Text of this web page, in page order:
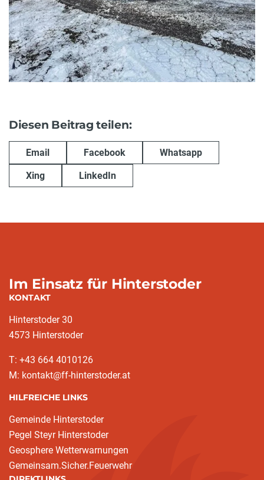
Diesen Beitrag teilen:
Email Facebook Whatsapp
Xing LinkedIn
Im Einsatz für Hinterstoder
KONTAKT
Hinterstoder 30
4573 Hinterstoder
T: +43 664 4010126
M: kontakt@ff-hinterstoder.at
HILFREICHE LINKS
Gemeinde Hinterstoder
Pegel Steyr Hinterstoder
Geosphere Wetterwarnungen
Gemeinsam.Sicher.Feuerwehr